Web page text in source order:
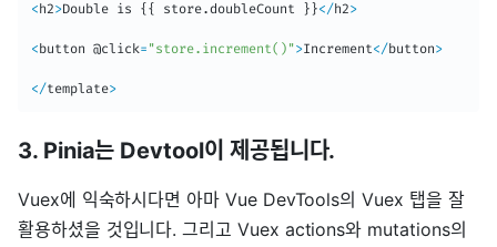
< h2>Double is { { store.doubleCount } }</h2>
< button @click= "store.increment()">Increment</button>
</template>
3. Pinia는 Devtool이 제공됩니다.
Vuex에 익숙하시다면 아마 Vue DevTools의 Vuex 탭을 잘
활용하셨을 것입니다. 그리고 Vuex actions와 mutations의